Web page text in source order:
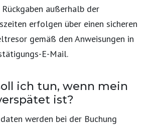
außerhalb der
erfolgen über einen sicheren
gemäß den Anweisungen in
E-Mail.
ich tun, wenn mein
ist?
werden bei der Buchung